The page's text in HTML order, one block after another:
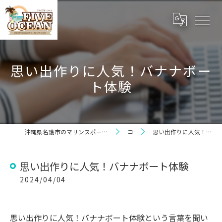
思い出作りに人気！バナナボー
ト体験
沖縄県名護市のマリンスポーツならファイブオーシャン コラム 思い出作りに人気！バナナボート体験
思い出作りに人気！バナナボート体験
2024/04/04
思い出作りに人気！バナナボート体験という言葉を聞い